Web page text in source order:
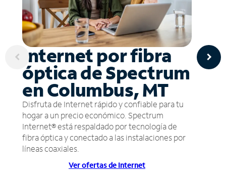
Internet por fibra
óptica de Spectrum
en Columbus, MT
Disfruta de Internet rápido y confiable para tu
hogar a un precio económico. Spectrum
Internet® está respaldado por tecnología de
fibra óptica y conectado a las instalaciones por
líneas coaxiales.
Ver ofertas de Internet